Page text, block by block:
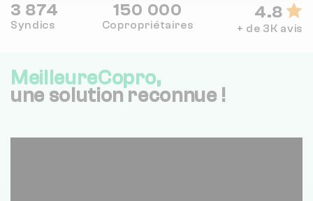
3 874
Syndics
150 000
Copropriétaires
4.8
+ de 3K avis
MeilleureCopro,
une solution reconnue !